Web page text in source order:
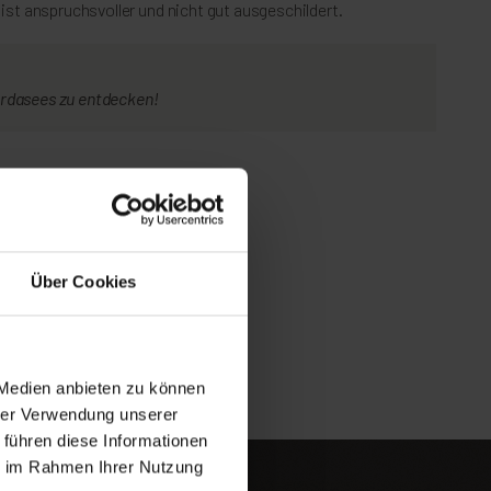
Über Cookies
anbieten zu können
Verwendung unserer
diese Informationen
Rahmen Ihrer Nutzung
anspruchsvoller und nicht gut ausgeschildert.
zu entdecken!